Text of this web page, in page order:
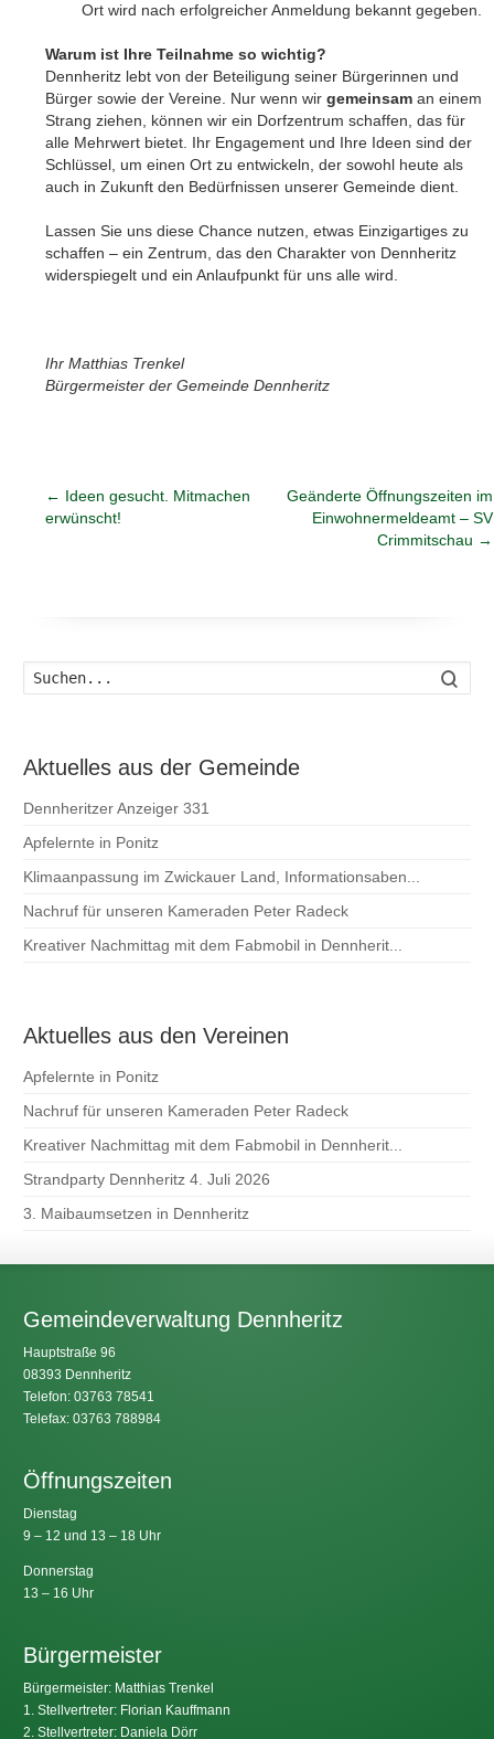
Ort wird nach erfolgreicher Anmeldung bekannt gegeben.
Warum ist Ihre Teilnahme so wichtig?
Dennheritz lebt von der Beteiligung seiner Bürgerinnen und
Bürger sowie der Vereine. Nur wenn wirgemeinsam an einem
Strang ziehen, können wir ein Dorfzentrum schaffen, das für
alle Mehrwert bietet. Ihr Engagement und Ihre Ideen sind der
Schlüssel, um einen Ort zu entwickeln, der sowohl heute als
auch in Zukunft den Bedürfnissen unserer Gemeinde dient.
Lassen Sie uns diese Chance nutzen, etwas Einzigartiges zu
schaffen – ein Zentrum, das den Charakter von Dennheritz
widerspiegelt und ein Anlaufpunkt für uns alle wird.
Ihr Matthias Trenkel
Bürgermeister der Gemeinde Dennheritz
← Ideen gesucht. Mitmachen
erwünscht!
Geänderte Öffnungszeiten im
Einwohnermeldeamt – SV
Crimmitschau →
Aktuelles aus der Gemeinde
Dennheritzer Anzeiger 331
Apfelernte in Ponitz
Klimaanpassung im Zwickauer Land, Informationsaben...
Nachruf für unseren Kameraden Peter Radeck
Kreativer Nachmittag mit dem Fabmobil in Dennherit...
Aktuelles aus den Vereinen
Apfelernte in Ponitz
Nachruf für unseren Kameraden Peter Radeck
Kreativer Nachmittag mit dem Fabmobil in Dennherit...
Strandparty Dennheritz 4. Juli 2026
3. Maibaumsetzen in Dennheritz
Gemeindeverwaltung Dennheritz
Hauptstraße 96
08393 Dennheritz
Telefon: 03763 78541
Telefax: 03763 788984
Öffnungszeiten
Dienstag
9 – 12 und 13 – 18 Uhr
Donnerstag
13 – 16 Uhr
Bürgermeister
Bürgermeister: Matthias Trenkel
1. Stellvertreter: Florian Kauffmann
2. Stellvertreter: Daniela Dörr